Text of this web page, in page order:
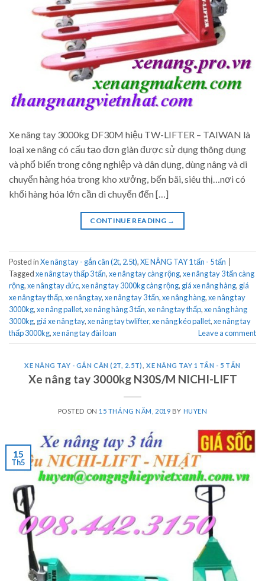
Xe nâng tay 3000kg DF30M hiệu TW-LIFTER – TAIWAN là
loại xe nâng có cấu tạo đơn giàn được sử dụng thông dụng
và phổ biến trong công nghiệp và dân dụng, dùng nâng và di
chuyển hàng hóa trong kho xưởng, bến bãi, siêu thị…nơi có
khối hàng hóa lớn cần di chuyển đến […]
CONTINUE READING →
Posted inXe nâng tay - gắn cân (2t, 2.5t),XE NÂNG TAY 1 tấn - 5 tấn |
Taggedxe nâng tay thấp 3 tấn,xe nâng tay càng rộng,xe nâng tay 3 tấn càng
rộng,xe nâng tay đức,xe nâng tay 3000kg càng rộng, giá xe nâng hàng, giá
xe nâng tay thấp,xe nâng tay,xe nâng tay 3 tấn,xe nâng hàng,xe nâng tay
3000kg,xe nâng pallet,xe nâng hàng 3 tấn,xe nâng tay thấp,xe nâng hàng
3000kg, giá xe nâng tay,xe nâng tay twlifter,xe nâng kéo pallet,xe nâng tay
thấp 3000kg,xe nâng tay đài loan Leave a comment
XE NÂNG TAY - GẮN CÂN (2T, 2.5T) ,XE NÂNG TAY 1 TẤN - 5 TẤN
Xe nâng tay 3000kg N30S/M NICHI-LIFT
POSTED ON 15 THÁNG NĂM, 2019 BY HUYEN
15
Th5